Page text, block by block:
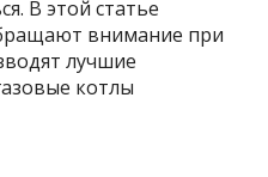
В этой статье
внимание при
лучшие
котлы